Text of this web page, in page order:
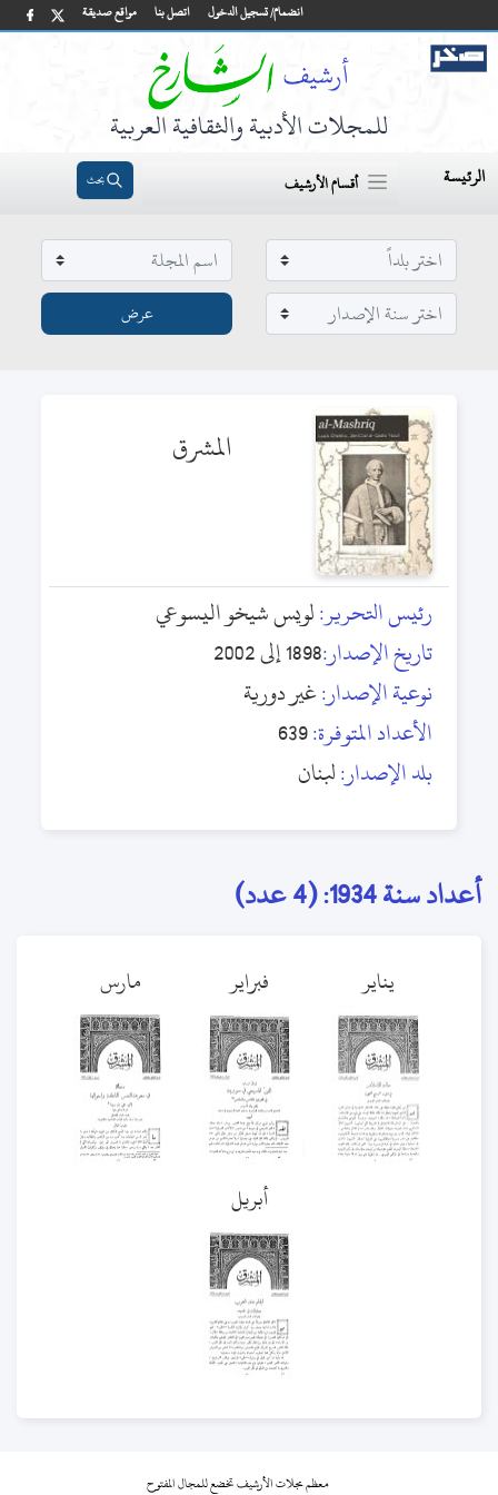
مواقع صديقة اتصل بنا انضمام/ تسجيل الدخول
للمجلات الأدبية والثقافية العربية
الرئيسة أقسام الأرشيف بحث
المشرق
رئيس التحرير:لويس شيخو اليسوعي
تاريخ الإصدار:1898 إلى 2002
نوعية الإصدار:غير دورية
الأعداد المتوفرة:639
بلد الإصدار:لبنان
أعداد سنة 1934: (4 عدد)
يناير فبراير مارس
أبريل
معظم مجلات الأرشيف تخضع للمجال المفتوح